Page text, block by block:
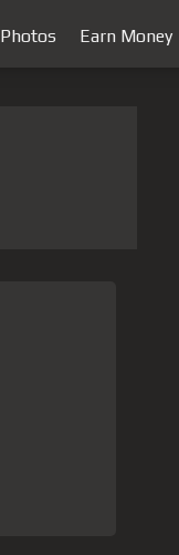
Photos Earn Money